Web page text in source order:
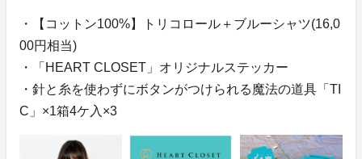
・【コットン100%】トリコロール＋ブルーシャツ(16,0
00円相当)
・「HEART CLOSET」オリジナルステッカー
・針と糸を使わずにボタンがつけられる魔法の道具「TI
C」×1箱4ケ入×3